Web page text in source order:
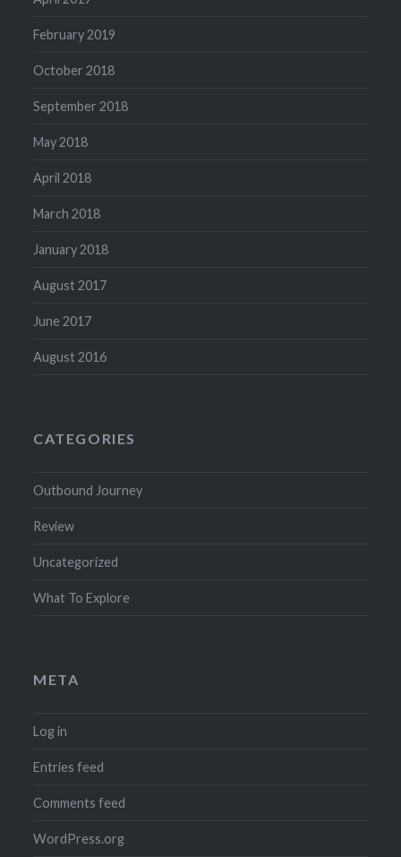
February 2019
October 2018
September 2018
May 2018
April 2018
March 2018
January 2018
August 2017
June 2017
August 2016
CATEGORIES
Outbound Journey
Review
Uncategorized
What To Explore
META
Log in
Entries feed
Comments feed
WordPress.org